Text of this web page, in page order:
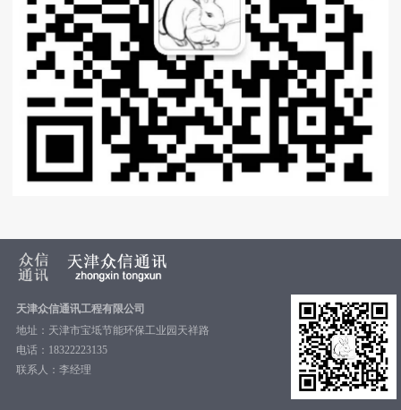
天津众信通讯工程有限公司
地址：天津市宝坻节能环保工业园天祥路
电话：18322223135
联系人：李经理